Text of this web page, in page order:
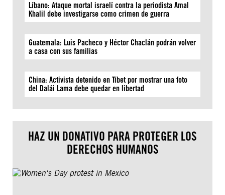
Líbano: Ataque mortal israelí contra la periodista Amal
Khalil debe investigarse como crimen de guerra
Guatemala: Luis Pacheco y Héctor Chaclán podrán volver
a casa con sus familias
China: Activista detenido en Tíbet por mostrar una foto
del Dalái Lama debe quedar en libertad
HAZ UN DONATIVO PARA PROTEGER LOS
DERECHOS HUMANOS